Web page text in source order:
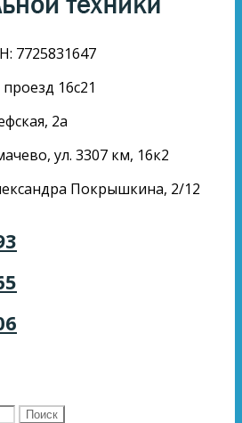
7725831647
16с21
2а
ул. 3307 км, 16к2
Покрышкина, 2/12